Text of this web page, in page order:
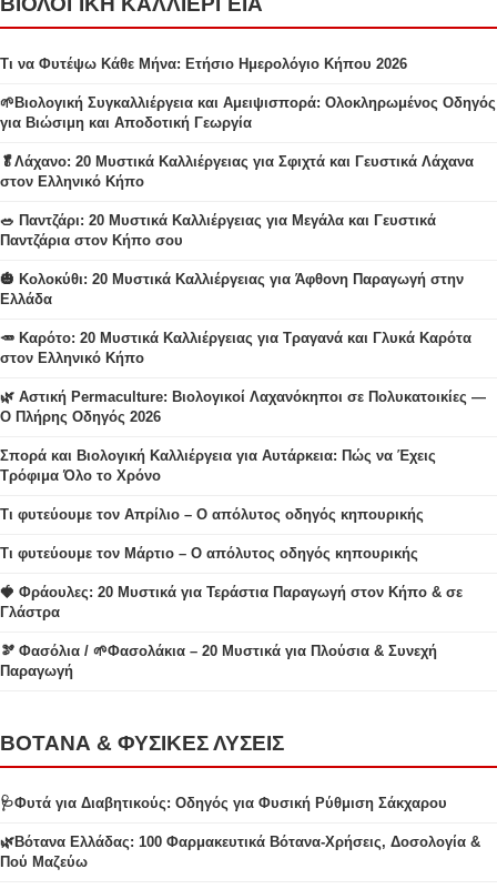
Τι να Φυτέψω Κάθε Μήνα: Ετήσιο Ημερολόγιο Κήπου 2026
🌱Βιολογική Συγκαλλιέργεια και Αμειψισπορά: Ολοκληρωμένος Οδηγός
για Βιώσιμη και Αποδοτική Γεωργία
🥬Λάχανο: 20 Μυστικά Καλλιέργειας για Σφιχτά και Γευστικά Λάχανα
στον Ελληνικό Κήπο
🥗 Παντζάρι: 20 Μυστικά Καλλιέργειας για Μεγάλα και Γευστικά
Παντζάρια στον Κήπο σου
🎃 Κολοκύθι: 20 Μυστικά Καλλιέργειας για Άφθονη Παραγωγή στην
Ελλάδα
🥕 Καρότο: 20 Μυστικά Καλλιέργειας για Τραγανά και Γλυκά Καρότα
στον Ελληνικό Κήπο
🌿 Αστική Permaculture: Βιολογικοί Λαχανόκηποι σε Πολυκατοικίες —
Ο Πλήρης Οδηγός 2026
Σπορά και Βιολογική Καλλιέργεια για Αυτάρκεια: Πώς να Έχεις
Τρόφιμα Όλο το Χρόνο
Τι φυτεύουμε τον Απρίλιο – Ο απόλυτος οδηγός κηπουρικής
Τι φυτεύουμε τον Μάρτιο – Ο απόλυτος οδηγός κηπουρικής
🍓 Φράουλες: 20 Μυστικά για Τεράστια Παραγωγή στον Κήπο & σε
Γλάστρα
🫘 Φασόλια / 🌱Φασολάκια – 20 Μυστικά για Πλούσια & Συνεχή
Παραγωγή
ΒΟΤΑΝΑ & ΦΥΣΙΚΕΣ ΛΥΣΕΙΣ
🩺Φυτά για Διαβητικούς: Οδηγός για Φυσική Ρύθμιση Σάκχαρου
🌿Βότανα Ελλάδας: 100 Φαρμακευτικά Βότανα-Χρήσεις, Δοσολογία &
Πού Μαζεύω